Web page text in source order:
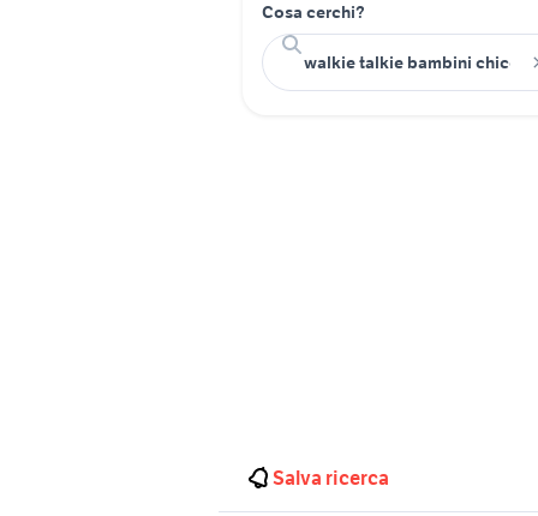
Cosa cerchi?
Salva ricerca